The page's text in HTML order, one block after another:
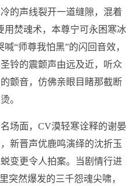
的声线裂开一道缝隙，混着
用焚魂术，本尊宁可永困寒冰
“师尊我怕黑”的闪回音效，
铃的震颤声由远及近，听众
颤音，仿佛亲眼目睹那截断
。
场面，CV漠轻寒诠释的谢晏
新晋声优鹿鸣演绎的沈折玉
变更令人拍案。当剧情行进
突然爆发的三千怨魂尖啸，